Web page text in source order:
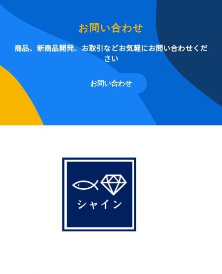
お問い合わせ
商品、新商品開発、お取引などお気軽にお問い合わせくだ
さい
お問い合わせ